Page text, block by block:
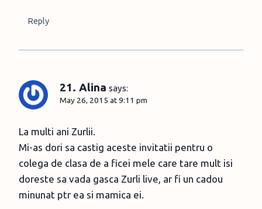
Reply
21. Alina says:
May 26, 2015 at 9:11 pm
La multi ani Zurlii.
Mi-as dori sa castig aceste invitatii pentru o
colega de clasa de a ficei mele care tare mult isi
doreste sa vada gasca Zurli live, ar fi un cadou
minunat ptr ea si mamica ei.